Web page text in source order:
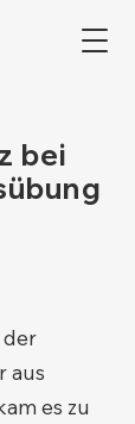
bei
der
aus
es zu